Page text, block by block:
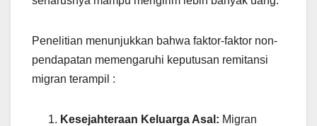
Penelitian menunjukkan bahwa faktor-faktor non-
pendapatan memengaruhi keputusan remitansi
migran terampil :
Kesejahteraan Keluarga Asal: Migran